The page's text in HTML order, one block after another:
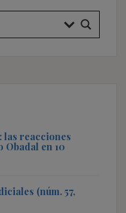
las reacciones
en 10
(núm. 57,